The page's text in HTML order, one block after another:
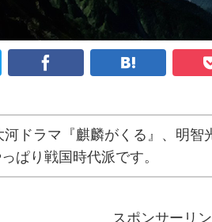
河ドラマ『麒麟がくる』、明智
ぱり戦国時代派です。
スポンサーリ